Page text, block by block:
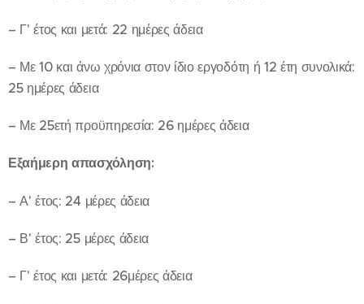
– Γ' έτος και μετά: 22 ημέρες άδεια
– Με 10 και άνω χρόνια στον ίδιο εργοδότη ή 12 έτη συνολικά:
25 ημέρες άδεια
– Με 25ετή προϋπηρεσία: 26 ημέρες άδεια
Εξαήμερη απασχόληση:
– Α' έτος: 24 μέρες άδεια
– Β' έτος: 25 μέρες άδεια
– Γ' έτος και μετά: 26μέρες άδεια